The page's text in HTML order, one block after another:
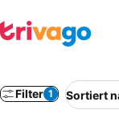
Filter 1 Sortiert